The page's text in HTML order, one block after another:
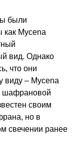
были
Mycena
вид. Однако
что они
виду – Mycena
шафрановой
своим
но в
свечении ранее